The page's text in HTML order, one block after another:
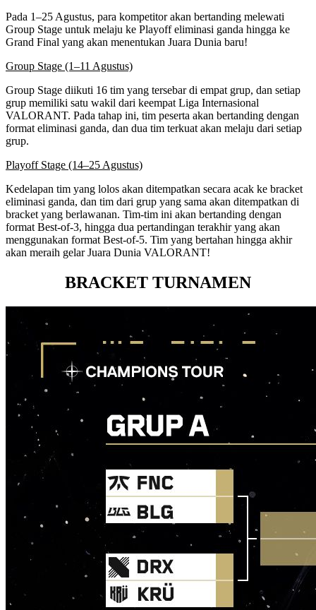
Pada 1–25 Agustus, para kompetitor akan bertanding melewati
Group Stage untuk melaju ke Playoff eliminasi ganda hingga ke
Grand Final yang akan menentukan Juara Dunia baru!
Group Stage (1–11 Agustus)
Group Stage diikuti 16 tim yang tersebar di empat grup, dan setiap
grup memiliki satu wakil dari keempat Liga Internasional
VALORANT. Pada tahap ini, tim peserta akan bertanding dengan
format eliminasi ganda, dan dua tim terkuat akan melaju dari setiap
grup.
Playoff Stage (14–25 Agustus)
Kedelapan tim yang lolos akan ditempatkan secara acak ke bracket
eliminasi ganda, dan tim dari grup yang sama akan ditempatkan di
bracket yang berlawanan. Tim-tim ini akan bertanding dengan
format Best-of-3, hingga dua pertandingan terakhir yang akan
menggunakan format Best-of-5. Tim yang bertahan hingga akhir
akan meraih gelar Juara Dunia VALORANT!
BRACKET TURNAMEN